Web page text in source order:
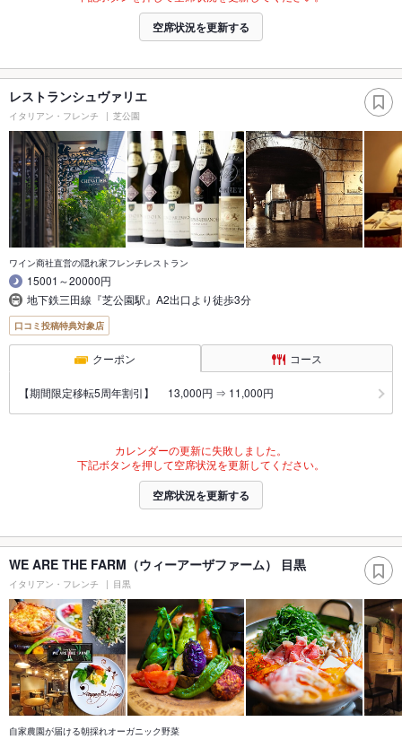
空席状況を更新する
レストランシュヴァリエ
イタリアン・フレンチ 芝公園
ワイン商社直営の隠れ家フレンチレストラン
15001～20000円
地下鉄三田線『芝公園駅』A2出口より徒歩3分
口コミ投稿特典対象店
クーポン コース
【期間限定移転5周年割引】 13,000円 ⇒ 11,000円
カレンダーの更新に失敗しました。
下記ボタンを押して空席状況を更新してください。
空席状況を更新する
WE ARE THE FARM（ウィーアーザファーム） 目黒
イタリアン・フレンチ 目黒
自家農園が届ける朝採れオーガニック野菜